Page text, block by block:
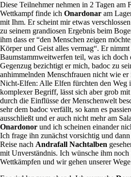
Diese Teilnehmer nehmen in 2 Tagen am
Wettkampf finde ich Onardonar am
mit Ihm. Er scheint mir etwas
zu seinem grandiosen Ergebnis beim
ihm dass er “den Menschen zeigen
Körper und Geist alles vermag“. Er nimmt
Baumstammweitwerfen teil, was ich doch
Gegenzug bezichtigt er mich, badoc zu
anhimmelnden Menschfrauen nicht wie
Nicht-Elfen: Alle Elfen fürchten den Weg
komplexer Begriff, lässt sich aber grob
durch die Einflüsse der Menschenwelt
sehr dem badoc verfällt, so kann es
ausschließt und er auch nicht mehr am
Onardonor und ich scheinen einander
Ich frage ihn zunächst vorsichtig und
Reise nach Andrafall Nachtalben
mit Unverständnis. Ich wünsche ihm
Wettkämpfen und wir gehen unserer